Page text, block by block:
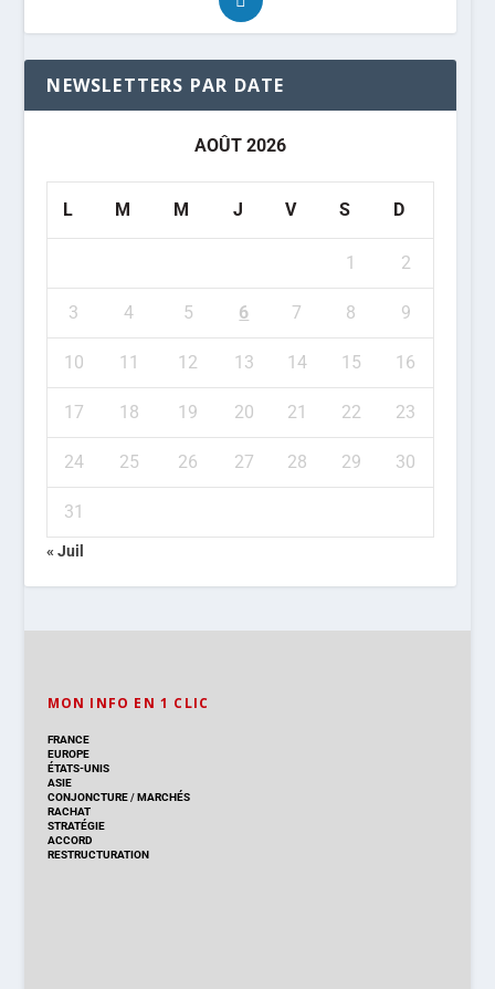
NEWSLETTERS PAR DATE
AOÛT 2026
L M M J V S D
1 2
3 4 5 6 7 8 9
10 11 12 13 14 15 16
17 18 19 20 21 22 23
24 25 26 27 28 29 30
31
« Juil
MON INFO EN 1 CLIC
FRANCE
EUROPE
ÉTATS-UNIS
ASIE
CONJONCTURE/MARCHÉS
RACHAT
STRATÉGIE
ACCORD
RESTRUCTURATION